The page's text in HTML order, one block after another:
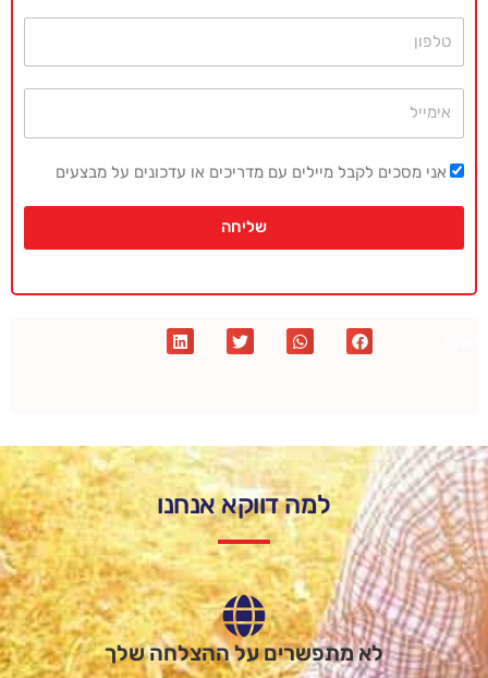
אני מסכים לקבל מיילים עם מדריכים או עדכונים על מבצעים
שליחה
למה דווקא אנחנו
לא מתפשרים על ההצלחה שלך